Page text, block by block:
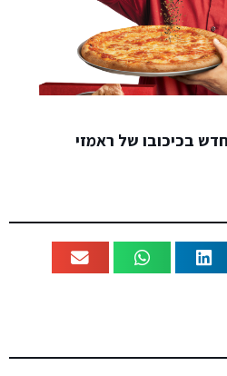
חדש בכיכובו של ראמזי